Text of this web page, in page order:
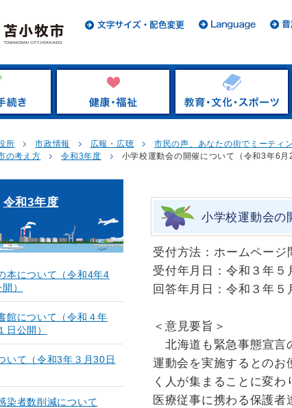
所 市政情報 広報・広聴 市民の声、あなたの街でミーティ
の考え方
令和3年度 小学校運動会の開催について（令和3年6月
小学校運動会の
受付方法：ホームページ
受付年月日：令和３年５
回答年月日：令和３年５
＜意見要旨＞
北海道も緊急事態宣言
運動会を実施するとのお
く人が集まることに変
医療従事に携わる保護
令和3年度
本について（令和4年4
）
館について（令和４年
日公開）
いて（令和3年３月30日
染者数削減について